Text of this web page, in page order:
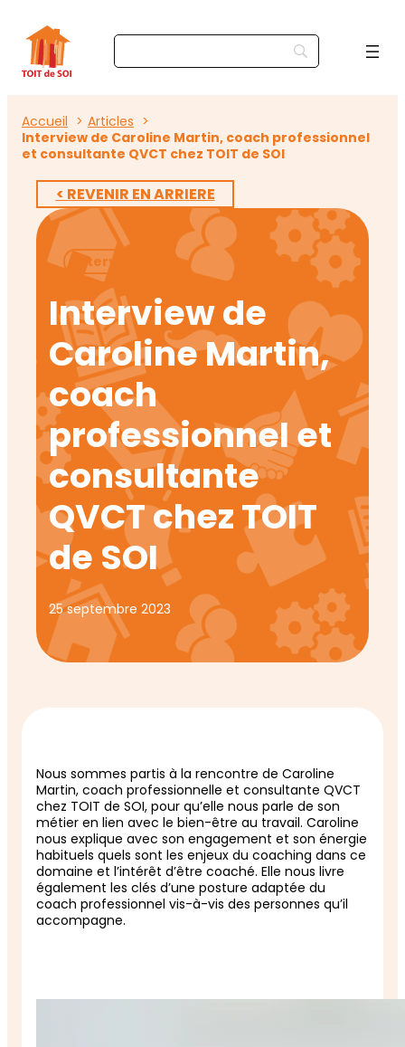
Accueil
Articles
Interview de Caroline Martin, coach professionnel
et consultante QVCT chez TOIT de SOI
< REVENIR EN ARRIERE
Interview
Interview de
Caroline Martin,
coach
professionnel et
consultante
QVCT chez TOIT
de SOI
25 septembre 2023
Nous sommes partis à la rencontre de Caroline
Martin, coach professionnelle et consultante QVCT
chez TOIT de SOI, pour qu’elle nous parle de son
métier en lien avec le bien-être au travail. Caroline
nous explique avec son engagement et son énergie
habituels quels sont les enjeux du coaching dans ce
domaine et l’intérêt d’être coaché. Elle nous livre
également les clés d’une posture adaptée du
coach professionnel vis-à-vis des personnes qu’il
accompagne.